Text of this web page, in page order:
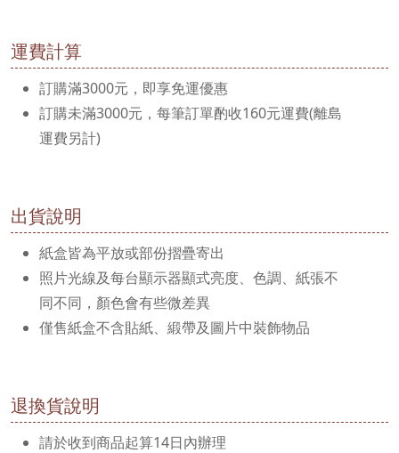
運費計算
訂購滿3000元，即享免運優惠
訂購未滿3000元，每筆訂單酌收160元運費(離島
運費另計)
出貨說明
紙盒皆為平放或部份摺疊寄出
照片光線及每台顯示器顯式亮度、色調、紙張不
同不同，顏色會有些微差異
僅售紙盒不含貼紙、緞帶及圖片中裝飾物品
退換貨說明
請於收到商品起算14日內辦理